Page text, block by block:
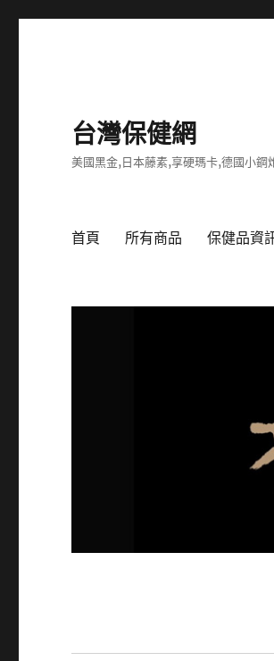
台灣保健網
美國黑金,日本藤素,享硬瑪卡,德國小
首頁 所有商品 保健品資